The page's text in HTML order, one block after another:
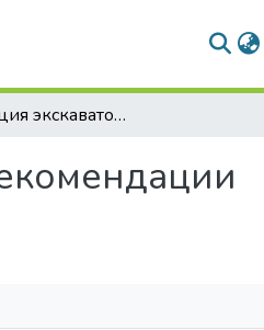
Эксплуатация экскаваторов-дреноукладчиков : рекомендации